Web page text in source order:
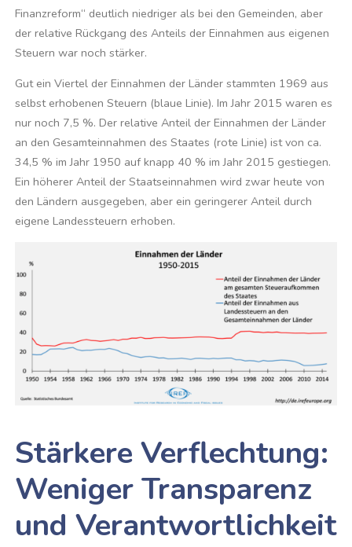
Finanzreform“ deutlich niedriger als bei den Gemeinden, aber
der relative Rückgang des Anteils der Einnahmen aus eigenen
Steuern war noch stärker.
Gut ein Viertel der Einnahmen der Länder stammten 1969 aus
selbst erhobenen Steuern (blaue Linie). Im Jahr 2015 waren es
nur noch 7,5 %. Der relative Anteil der Einnahmen der Länder
an den Gesamteinnahmen des Staates (rote Linie) ist von ca.
34,5 % im Jahr 1950 auf knapp 40 % im Jahr 2015 gestiegen.
Ein höherer Anteil der Staatseinnahmen wird zwar heute von
den Ländern ausgegeben, aber ein geringerer Anteil durch
eigene Landessteuern erhoben.
Stärkere Verflechtung:
Weniger Transparenz
und Verantwortlichkeit